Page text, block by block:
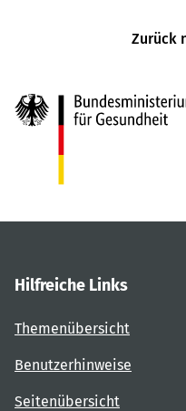
Zurück
Hilfreiche Links
Themenübersicht
Benutzerhinweise
Seitenübersicht